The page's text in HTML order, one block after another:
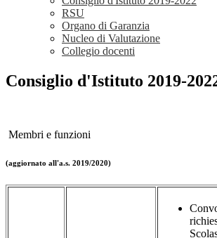
RSU
Organo di Garanzia
Nucleo di Valutazione
Collegio docenti
Consiglio d'Istituto 2019-
Membri e funzioni
(aggiornato all'a.s. 2019/2020)